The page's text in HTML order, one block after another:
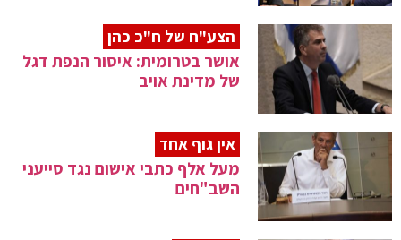
הצע"ח של ח"כ כהן
אושר בטרומית: איסור הנפת דגל
של מדינת אויב
אין גוף אחד
מעל אלף כתבי אישום נגד סייעני
השב"חים